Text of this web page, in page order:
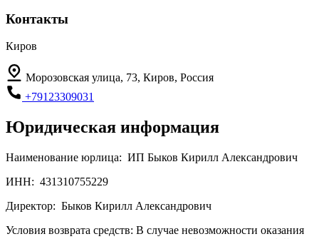
Контакты
Киров
Морозовская улица, 73, Киров, Россия
+79123309031
Юридическая информация
Наименование юрлица: ИП Быков Кирилл Александрович
ИНН: 431310755229
Директор: Быков Кирилл Александрович
Условия возврата средств: В случае невозможности оказания